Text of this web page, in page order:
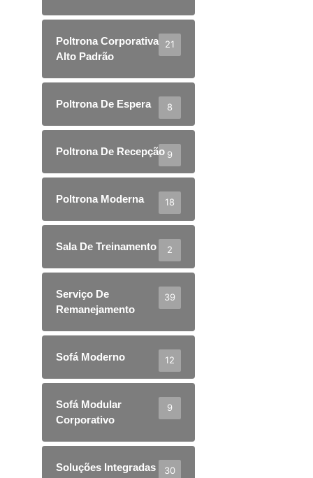
Poltrona Corporativa
Alto Padrão
21
Poltrona De Espera 8
Poltrona De Recepção 9
Poltrona Moderna 18
Sala De Treinamento 2
Serviço De
Remanejamento
39
Sofá Moderno 12
Sofá Modular
Corporativo
9
Soluções Integradas 30